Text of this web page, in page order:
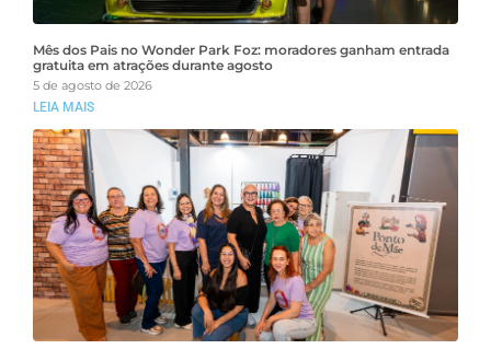
Mês dos Pais no Wonder Park Foz: moradores ganham entrada
gratuita em atrações durante agosto
5 de agosto de 2026
LEIA MAIS